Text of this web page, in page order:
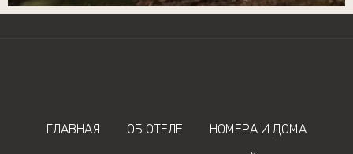
ГЛАВНАЯ ОБ ОТЕЛЕ НОМЕРА И ДОМА